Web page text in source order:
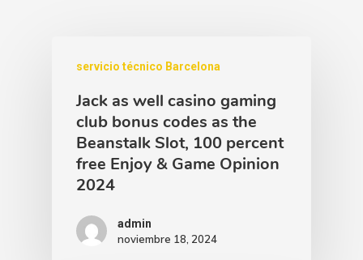
servicio técnico Barcelona
Jack as well casino gaming
club bonus codes as the
Beanstalk Slot, 100 percent
free Enjoy & Game Opinion
2024
admin
noviembre 18, 2024